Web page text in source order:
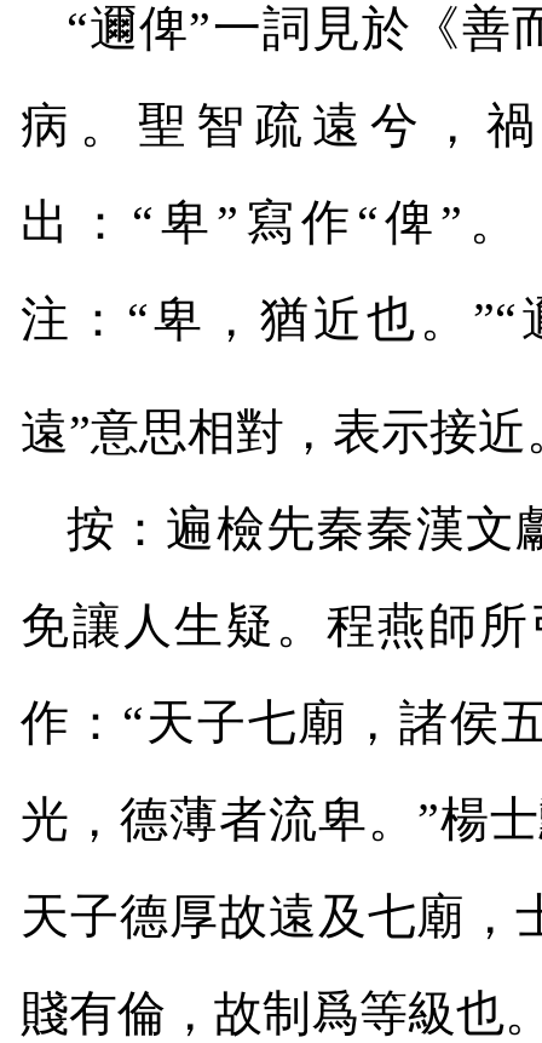
“邇俾”一詞見於《善
病。聖智疏遠兮，
出：“卑”寫作“俾”
注：“卑，猶近也。
遠”意思相對，表示接近
按：遍檢先秦秦漢文
免讓人生疑。程燕師
作：“天子七廟，諸侯
光，德薄者流卑。”楊
天子德厚故遠及七廟，
賤有倫，故制爲等級也